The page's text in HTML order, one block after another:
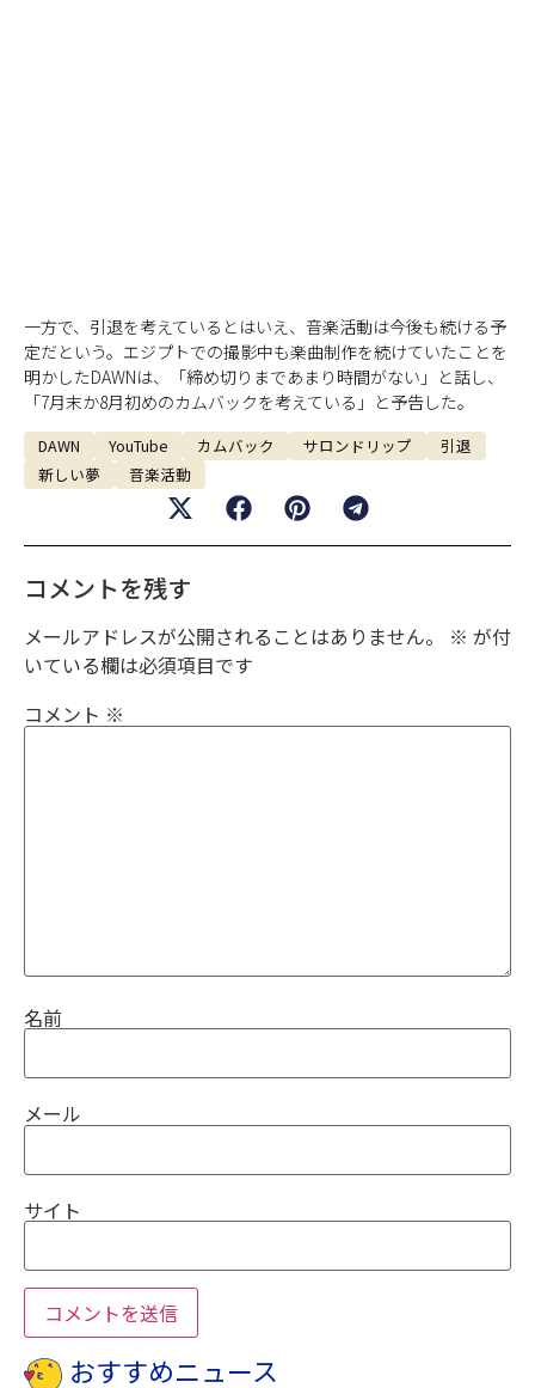
一方で、引退を考えているとはいえ、音楽活動は今後も続ける予
定だという。エジプトでの撮影中も楽曲制作を続けていたことを
明かしたDAWNは、「締め切りまであまり時間がない」と話し、
「7月末か8月初めのカムバックを考えている」と予告した。
DAWN YouTube カムバック サロンドリップ
引退
新しい夢
音楽活動
コメントを残す
メールアドレスが公開されることはありません。 ※ が付
いている欄は必須項目です
コメント ※
名前
メール
サイト
おすすめニュース